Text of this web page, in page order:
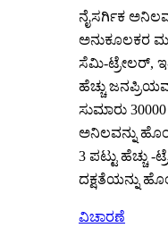
ನೈಸರ್ಗಿಕ
ಅನುಕೂಲಕರ
ಸೆಮಿ-ಟ್ರೇಲರ್,
ಹೆಚ್ಚು
ಸುಮಾರು
ಅನಿಲವನ್ನು
3 ಪಟ್ಟು ಹೆಚ್ಚು -
ದಕ್ಷತೆಯನ್ನು
ವಿಚಾರಣೆ